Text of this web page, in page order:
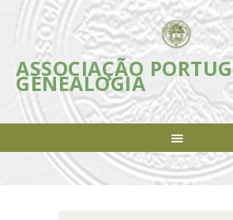
ASSOCIAÇÃO
GENEALOGIA
ASSOCIAÇÃO
Incentivar e apoiar a investigação, estudo e
Portugal
ASSOCIAÇÃO
INICIATIVAS
REVISTA